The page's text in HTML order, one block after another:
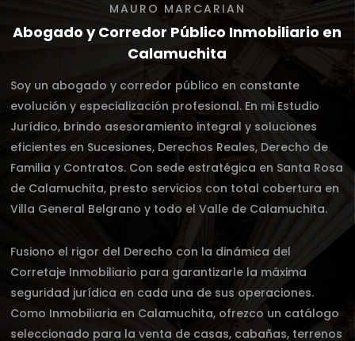
MAURO MARCARIAN
Abogado y Corredor Público Inmobiliario en
Calamuchita
Soy un abogado y corredor público en constante
evolución y especialización profesional. En mi Estudio
Jurídico, brindo asesoramiento integral y soluciones
eficientes en Sucesiones, Derechos Reales, Derecho de
Familia y Contratos. Con sede estratégica en Santa Rosa
de Calamuchita, presto servicios con total cobertura en
Villa General Belgrano y todo el Valle de Calamuchita.
Fusiono el rigor del Derecho con la dinámica del
Corretaje Inmobiliario para garantizarle la máxima
seguridad jurídica en cada una de sus operaciones.
Como Inmobiliaria en Calamuchita, ofrezco un catálogo
seleccionado para la venta de casas, cabañas, terrenos